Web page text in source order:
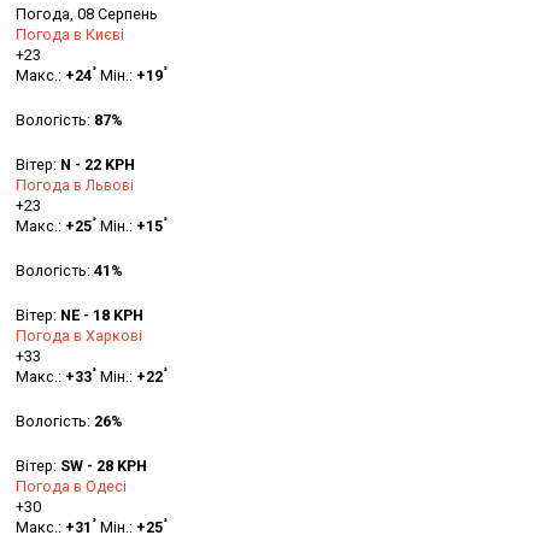
Погода, 08 Серпень
Погода в Києві
+23
Макс.: +24° Мін.: +19°
Вологість: 87%
Вітер: N - 22 KPH
Погода в Львові
+23
Макс.: +25° Мін.: +15°
Вологість:41%
Вітер: NE - 18 KPH
Погода в Харкові
+33
Макс.: +33° Мін.: +22°
Вологість: 26%
Вітер: SW - 28 KPH
Погода в Одесі
+30
Макс.: +31 ° Мін.: +25°